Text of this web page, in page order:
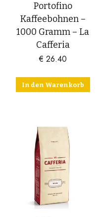
Portofino
Kaffeebohnen –
1000 Gramm – La
Cafferia
€ 26.40
In den Warenkorb